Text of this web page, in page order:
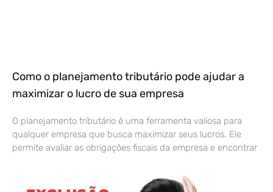
Como o planejamento tributário pode ajudar a
maximizar o lucro de sua empresa
O planejamento tributário é uma ferramenta valiosa para
qualquer empresa que busca maximizar seus lucros. Ele
permite avaliar as obrigações fiscais da empresa e encontrar